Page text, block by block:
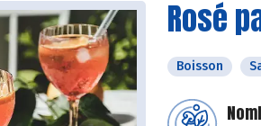
Rosé
Boisson